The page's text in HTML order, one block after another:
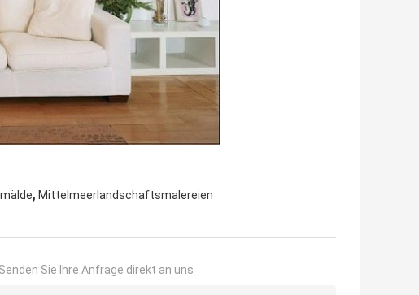
, Mittelmeerlandschaftsmalereien
Senden Sie Ihre Anfrage direkt an uns